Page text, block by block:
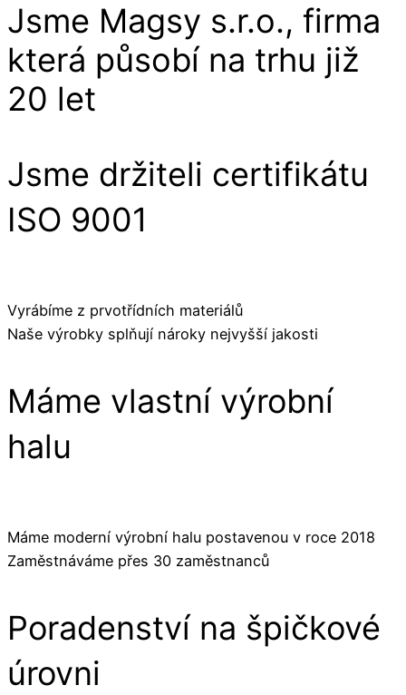
Jsme Magsy s.r.o., firma
která působí na trhu již
20 let
Jsme držiteli certifikátu
ISO 9001
Vyrábíme z prvotřídních materiálů
Naše výrobky splňují nároky nejvyšší jakosti
Máme vlastní výrobní
halu
Máme moderní výrobní halu postavenou v roce 2018
Zaměstnáváme přes 30 zaměstnanců
Poradenství na špičkové
úrovni